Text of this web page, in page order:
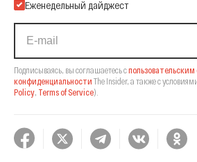
Еженедельный дайджест
Подписываясь, вы соглашаетесь с
конфиденциальности The Insider, а также с
Policy, Terms of Service).